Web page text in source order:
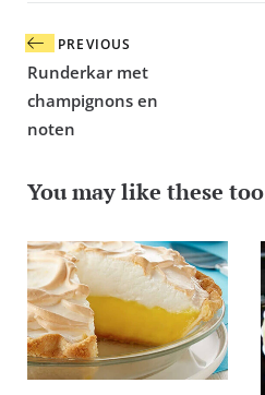
Bericht
navigatie
PREVIOUS
Runderkar met
champignons en
noten
You may like these too